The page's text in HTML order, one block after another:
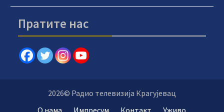
Пратите нас
2026© Радио телевизија Крагујевац